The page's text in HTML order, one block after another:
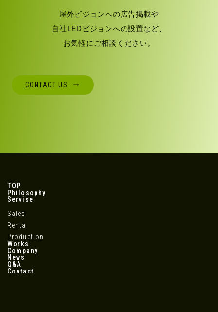
屋外ビジョンへの広告掲載や
自社LEDビジョンへの設置など、
お気軽にご相談ください。
CONTACT US
TOP
Philosophy
Servise
Sales
Rental
Production
Works
Company
News
Q&A
Contact